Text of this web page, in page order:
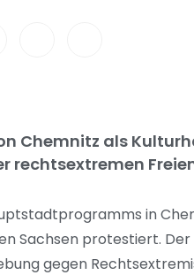
Chemnitz als
rechtsextremen
in
Sachsen protestiert.
gegen